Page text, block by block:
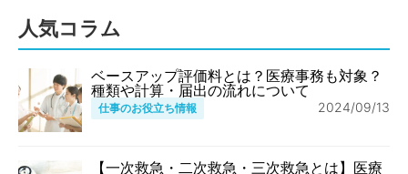
人気コラム
ベースアップ評価料とは？医療事務も対象？
種類や計算・届出の流れについて
仕事のお役立ち情報 2024/09/13
【一次救急・二次救急・三次救急とは】医療